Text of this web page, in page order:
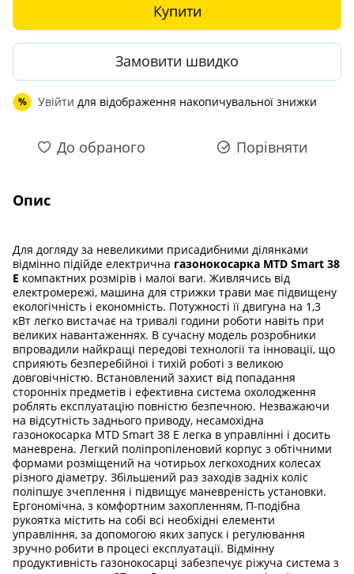
Купити
Замовити швидко
% Увійти для відображення накопичувальної знижки
До обраного Порівняти
Опис
Для догляду за невеликими присадибними ділянками
відмінно підійде електрична газонокосарка MTD Smart 38
E компактних розмірів і малої ваги. Живлячись від
електромережі, машина для стрижки трави має підвищену
екологічність і економність. Потужності її двигуна на 1,3
кВт легко вистачає на тривалі години роботи навіть при
великих навантаженнях. В сучасну модель розробники
впровадили найкращі передові технології та інновації, що
сприяють безперебійної і тихій роботі з великою
довговічністю. Встановлений ​​захист від попадання
сторонніх предметів і ефективна система охолодження
роблять експлуатацію повністю безпечною. Незважаючи
на відсутність заднього приводу, несамохідна
газонокосарка MTD Smart 38 E легка в управлінні і досить
маневрена. Легкий поліпропіленовий корпус з обтічними
формами розміщений на чотирьох легкоходних колесах
різного діаметру. Збільшений раз заходів задніх коліс
поліпшує зчеплення і підвищує маневреність установки.
Ергономічна, з комфортним захопленням, П-подібна
рукоятка містить на собі всі необхідні елементи
управління, за допомогою яких запуск і регулювання
зручно робити в процесі експлуатації. Відмінну
продуктивність газонокосарці забезпечує ріжуча система з